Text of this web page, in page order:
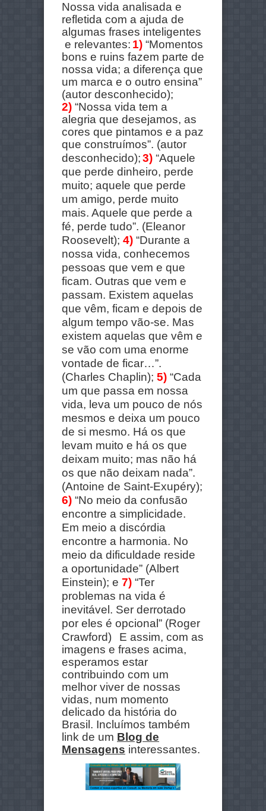
Nossa vida analisada e
refletida com a ajuda de
algumas frases inteligentes
e relevantes: 1) “Momentos
bons e ruins fazem parte de
nossa vida; a diferença que
um marca e o outro ensina”
(autor desconhecido);
2) “Nossa vida tem a
alegria que desejamos, as
cores que pintamos e a paz
que construímos”. (autor
desconhecido);3) “Aquele
que perde dinheiro, perde
muito; aquele que perde
um amigo, perde muito
mais. Aquele que perde a
fé, perde tudo”. (Eleanor
Roosevelt); 4) “Durante a
nossa vida, conhecemos
pessoas que vem e que
ficam. Outras que vem e
passam. Existem aquelas
que vêm, ficam e depois de
algum tempo vão-se. Mas
existem aquelas que vêm e
se vão com uma enorme
vontade de ficar…”.
(Charles Chaplin); 5) “Cada
um que passa em nossa
vida, leva um pouco de nós
mesmos e deixa um pouco
de si mesmo. Há os que
levam muito e há os que
deixam muito; mas não há
os que não deixam nada”.
(Antoine de Saint-Exupéry);
6) “No meio da confusão
encontre a simplicidade.
Em meio a discórdia
encontre a harmonia. No
meio da dificuldade reside
a oportunidade” (Albert
Einstein); e 7) “Ter
problemas na vida é
inevitável. Ser derrotado
por eles é opcional” (Roger
Crawford)
E assim, com as
imagens e frases acima,
esperamos estar
contribuindo com um
melhor viver de nossas
vidas, num momento
delicado da história do
Brasil. Incluímos também
link de um Blog de
Mensagens interessantes.